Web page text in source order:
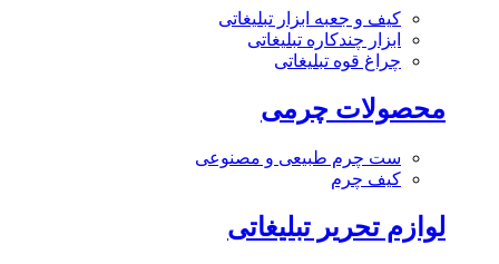
کیف و جعبه ابزار تبلیغاتی
ابزار چندکاره تبلیغاتی
چراغ قوه تبلیغاتی
محصولات چرمی
ست چرم طبیعی و مصنوعی
کیف چرم
لوازم تحریر تبلیغاتی